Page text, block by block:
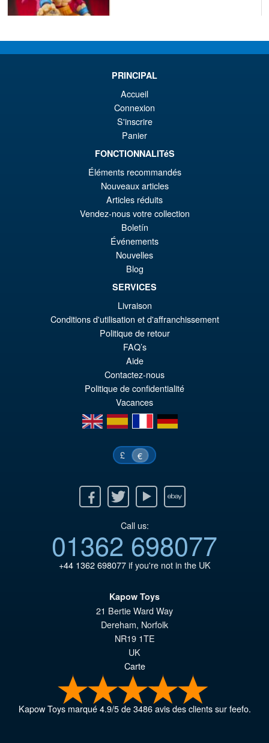
Le
€66.33
Le
S.H. Figuarts Dragon Ball Z
Super Saiyan Son Goku (
Legendary ) Reissue
PRÉ COMMANDE
Bandai S.H.Figuarts One
Piece Shanks Summit War of
Marineford Action Figure
PRÉ COMMANDE
PRINCIPAL
Accueil
Connexion
S'inscrire
Panier
FONCTIONNALITéS
Éléments recommandés
Nouveaux articles
Articles réduits
Vendez-nous votre collection
Boletín
Événements
Nouvelles
Blog
SERVICES
Livraison
Conditions d'utilisation et d'affranchissement
Politique de retour
FAQ’s
Aide
Contactez-nous
Politique de confidentialité
Vacances
en
es fr de
£ €
Twitter Youtube Ebay
Call us:
01362 698077
+44 1362 698077if you're not in the UK
Kapow Toys
21 Bertie Ward Way
Dereham, Norfolk
NR19 1TE
UK
Carte
Kapow Toysmarqué4.9/5de3486avis des clients sur feefo.